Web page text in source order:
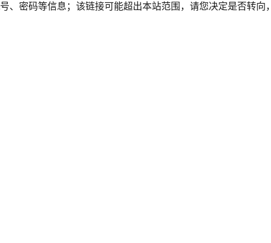
、密码等信息；该链接可能超出本站范围，请您决定是否转向，